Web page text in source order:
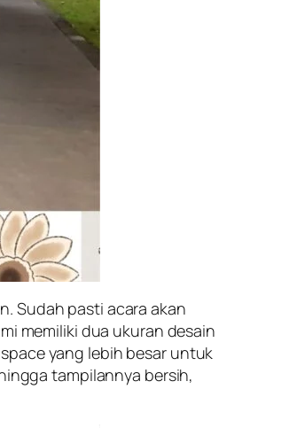
Sudah pasti acara akan
memiliki dua ukuran desain
yang lebih besar untuk
tampilannya bersih,